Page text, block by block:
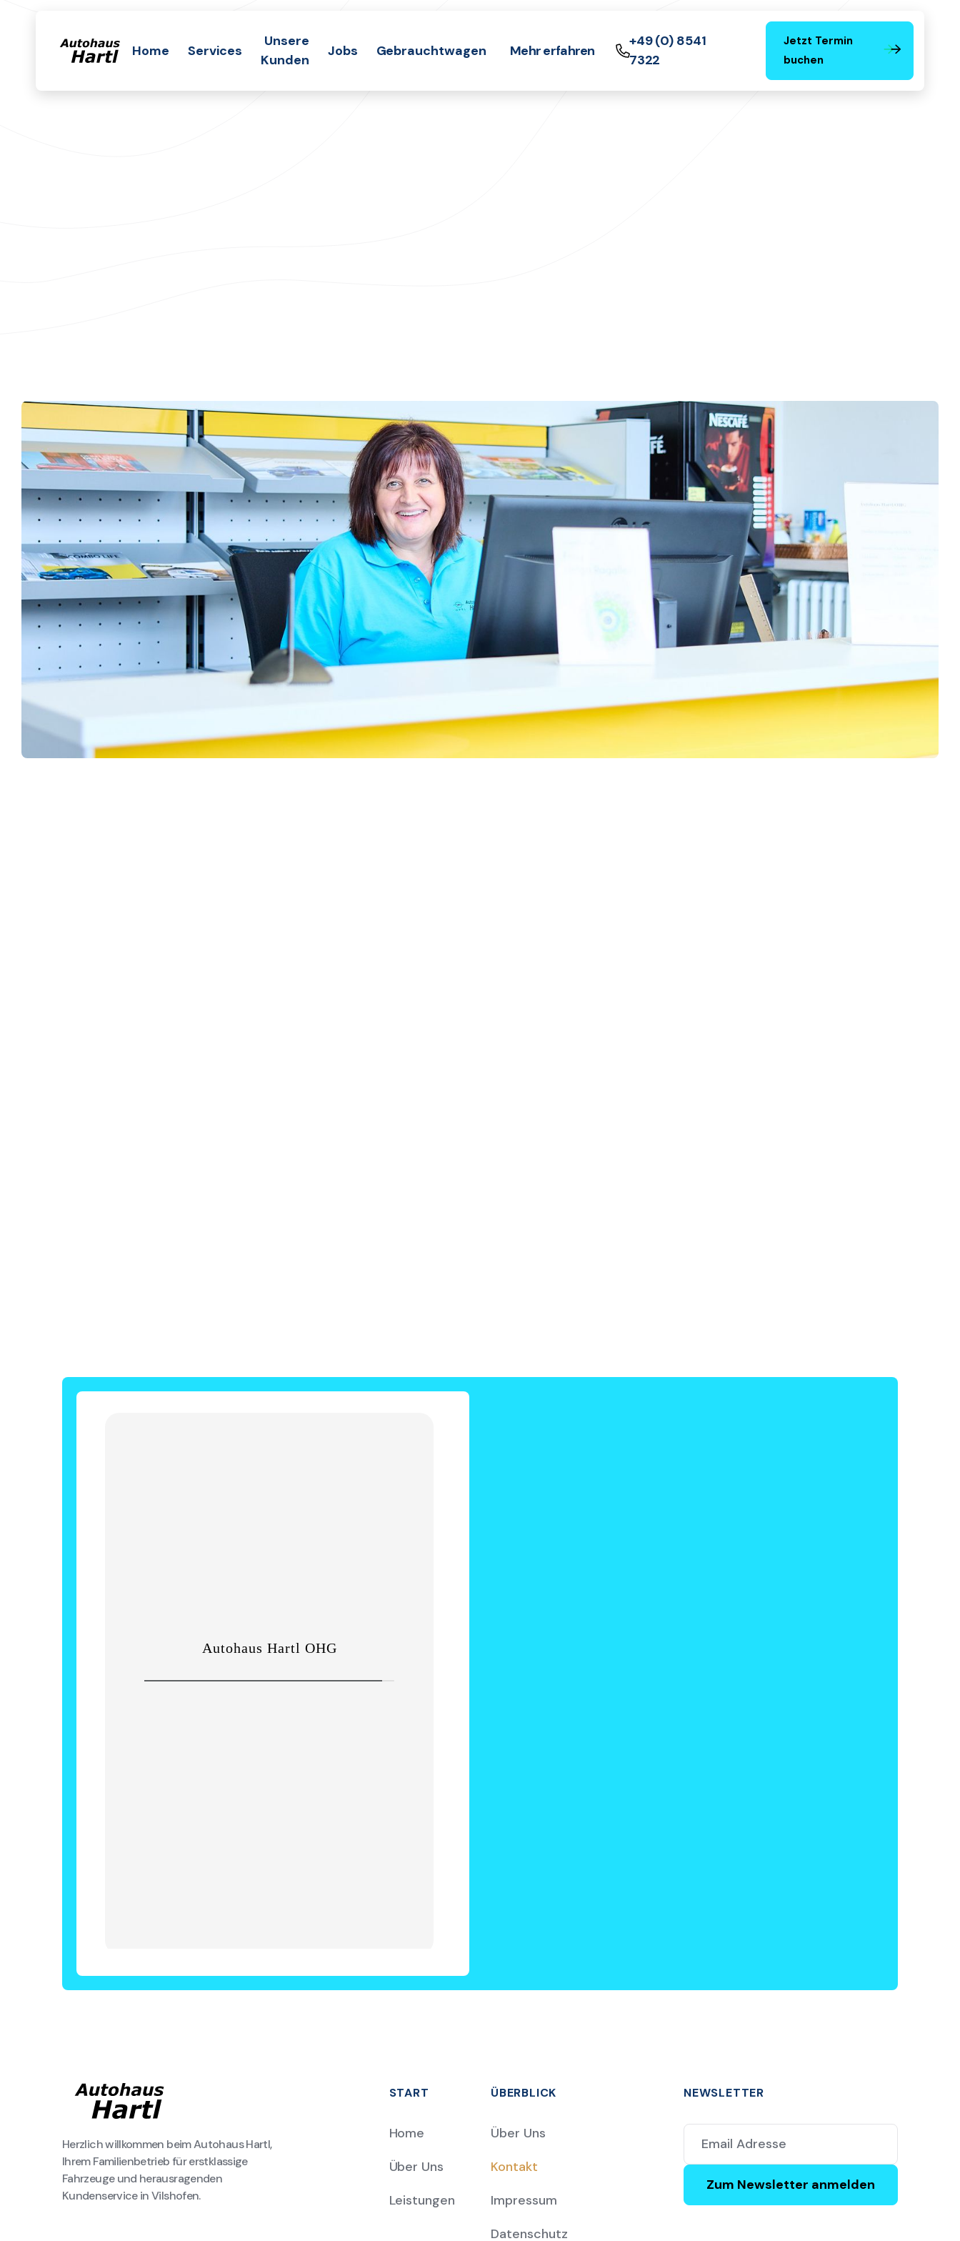
Home Services
Unsere
Kunden
Jobs Gebrauchtwagen Mehr erfahren 
+49 (0) 8541
7322
Jetzt Termin
buchen

Kapuzinerstraße 99,
Herzlich willkommen beim Autohaus Hartl,
Ihrem Familienbetrieb für erstklassige
Fahrzeuge und herausragenden
Kundenservice in Vilshofen.
START
Home
Über Uns
Leistungen
ÜBERBLICK
Über Uns
Kontakt
Impressum
Datenschutz
NEWSLETTER